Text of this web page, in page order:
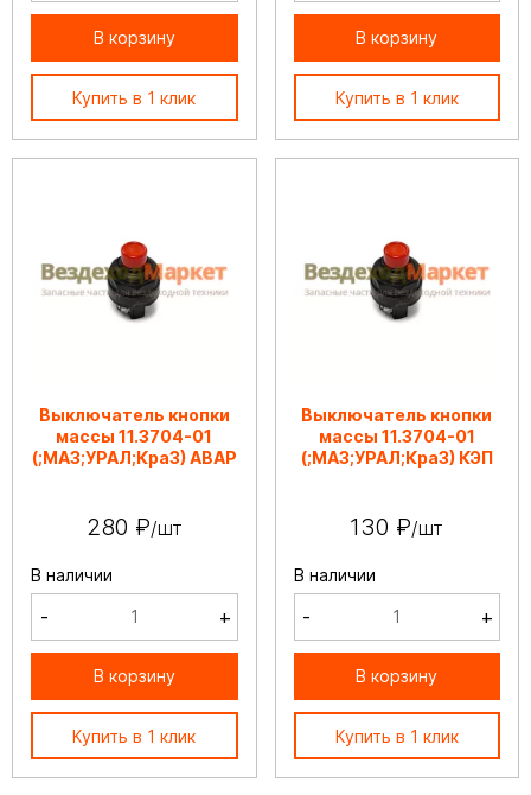
В корзину
Купить в 1 клик
В корзину
Купить в 1 клик
Выключатель кнопки
массы 11.3704-01
(;МАЗ;УРАЛ;КраЗ) АВАР
280 ₽/шт
В наличии
- +
В корзину
Купить в 1 клик
Выключатель кнопки
массы 11.3704-01
(;МАЗ;УРАЛ;КраЗ) КЭП
130 ₽/шт
В наличии
- +
В корзину
Купить в 1 клик